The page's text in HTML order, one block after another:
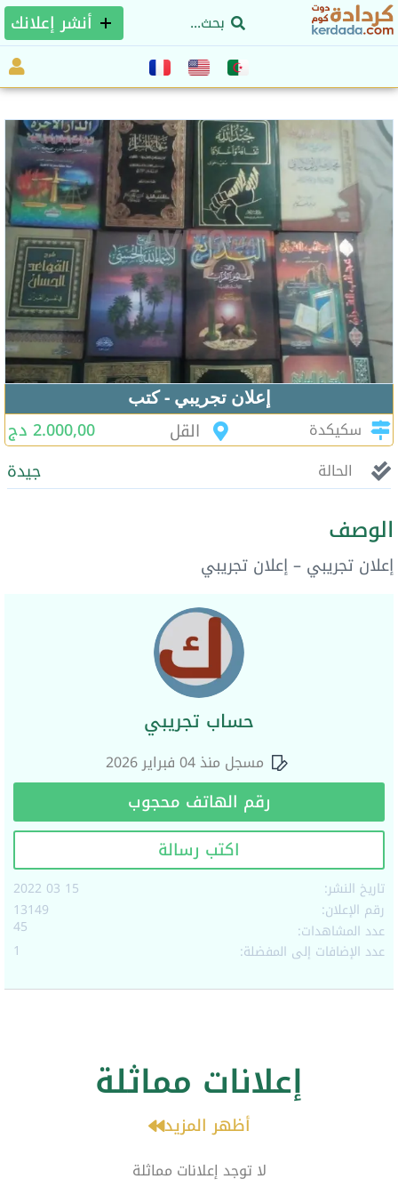
أنشر إعلانك
إعلان تجريبي - كتب
سكيكدة القل 2.000,00 دج
الحالة جيدة
الوصف
إعلان تجريبي – إعلان تجريبي
حساب تجريبي
مسجل منذ 04 فبراير 2026
رقم الهاتف محجوب
اكتب رسالة
تاريخ النشر:
15 03 2022
رقم الإعلان:
13149
عدد المشاهدات:
45
عدد الإضافات إلى المفضلة:
1
إعلانات مماثلة
أظهر المزيد
لا توجد إعلانات مماثلة